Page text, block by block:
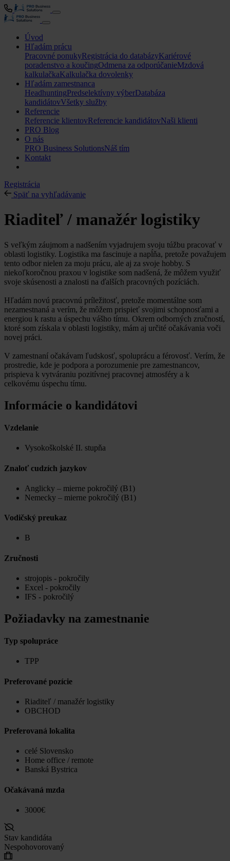
Úvod
Hľadám prácu
Pracovné ponukyRegistrácia do databázyKariérové
poradenstvo a koučingOdmena za odporúčanieMzdová
kalkulačkaKalkulačka dovolenky
Hľadám zamestnanca
HeadhuntingPredselektívny výberDatabáza
kandidátovVšetky služby
Referencie
Referencie klientovReferencie kandidátovNaši klienti
PRO Blog
O nás
PRO Business SolutionsNáš tím
Kontakt
Registrácia
Späť na vyhľadávanie
Riaditeľ / manažér logistiky
S veľkým záujmom a nadšením vyjadrujem svoju túžbu pracovať v
oblasti logistiky. Logistika ma fascinuje a napĺňa, pretože považujem
tento odbor nielen za moju prácu, ale aj za svoje hobby. S
niekoľkoročnou praxou v logistike som nadšená, že môžem využiť
svoje skúsenosti a znalosti na ďalších pracovných pozíciách.
Hľadám novú pracovnú príležitosť, pretože momentálne som
nezamestnaná a verím, že môžem prispieť svojimi schopnosťami a
energiou k rastu a úspechu vášho tímu. Okrem odborných zručností,
ktoré som získala v oblasti logistiky, mám aj určité očakávania voči
novej práci.
V zamestnaní očakávam ľudskosť, spoluprácu a férovosť. Verím, že
prostredie, kde je podpora a porozumenie pre zamestnancov,
prispieva k vytváraniu pozitívnej pracovnej atmosféry a k
celkovému úspechu tímu.
Informácie o kandidátovi
Vzdelanie
Vysokoškolské II. stupňa
Znaloť cudzích jazykov
Anglicky – mierne pokročilý (B1)
Nemecky – mierne pokročilý (B1)
Vodičský preukaz
B
Zručnosti
strojopis - pokročily
Excel - pokročily
IFS - pokročilý
Požiadavky na zamestnanie
Typ spolupráce
TPP
Preferované pozície
Riaditeľ / manažér logistiky
OBCHOD
Preferovaná lokalita
celé Slovensko
Home office / remote
Banská Bystrica
Očakávaná mzda
3000€
Stav kandidáta
Nespohovorovaný